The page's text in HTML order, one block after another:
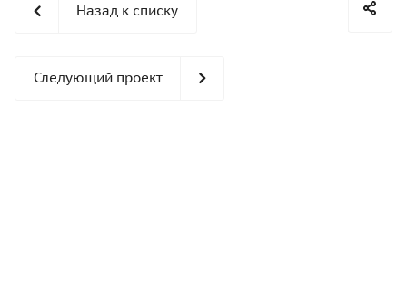
Назад к списку
Следующий проект